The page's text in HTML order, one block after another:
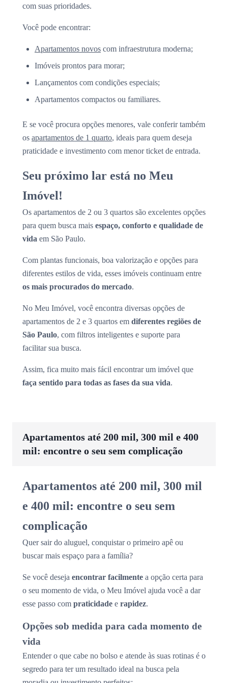
com suas prioridades.
Você pode encontrar:
Apartamentos novos com infraestrutura moderna;
Imóveis prontos para morar;
Lançamentos com condições especiais;
Apartamentos compactos ou familiares.
E se você procura opções menores, vale conferir também
os apartamentos de 1 quarto, ideais para quem deseja
praticidade e investimento com menor ticket de entrada.
Seu próximo lar está no Meu
Imóvel!
Os apartamentos de 2 ou 3 quartos são excelentes opções
para quem busca mais espaço, conforto e qualidade de
vida em São Paulo.
Com plantas funcionais, boa valorização e opções para
diferentes estilos de vida, esses imóveis continuam entre
os mais procurados do mercado.
No Meu Imóvel, você encontra diversas opções de
apartamentos de 2 e 3 quartos em diferentes regiões de
São Paulo, com filtros inteligentes e suporte para
facilitar sua busca.
Assim, fica muito mais fácil encontrar um imóvel que
faça sentido para todas as fases da sua vida.
Apartamentos até 200 mil, 300 mil e 400
mil: encontre o seu sem complicação
Apartamentos até 200 mil, 300 mil
e 400 mil: encontre o seu sem
complicação
Quer sair do aluguel, conquistar o primeiro apê ou
buscar mais espaço para a família?
Se você deseja encontrar facilmente a opção certa para
o seu momento de vida, o Meu Imóvel ajuda você a dar
esse passo com praticidade e rapidez.
Opções sob medida para cada momento de
vida
Entender o que cabe no bolso e atende às suas rotinas é o
segredo para ter um resultado ideal na busca pela